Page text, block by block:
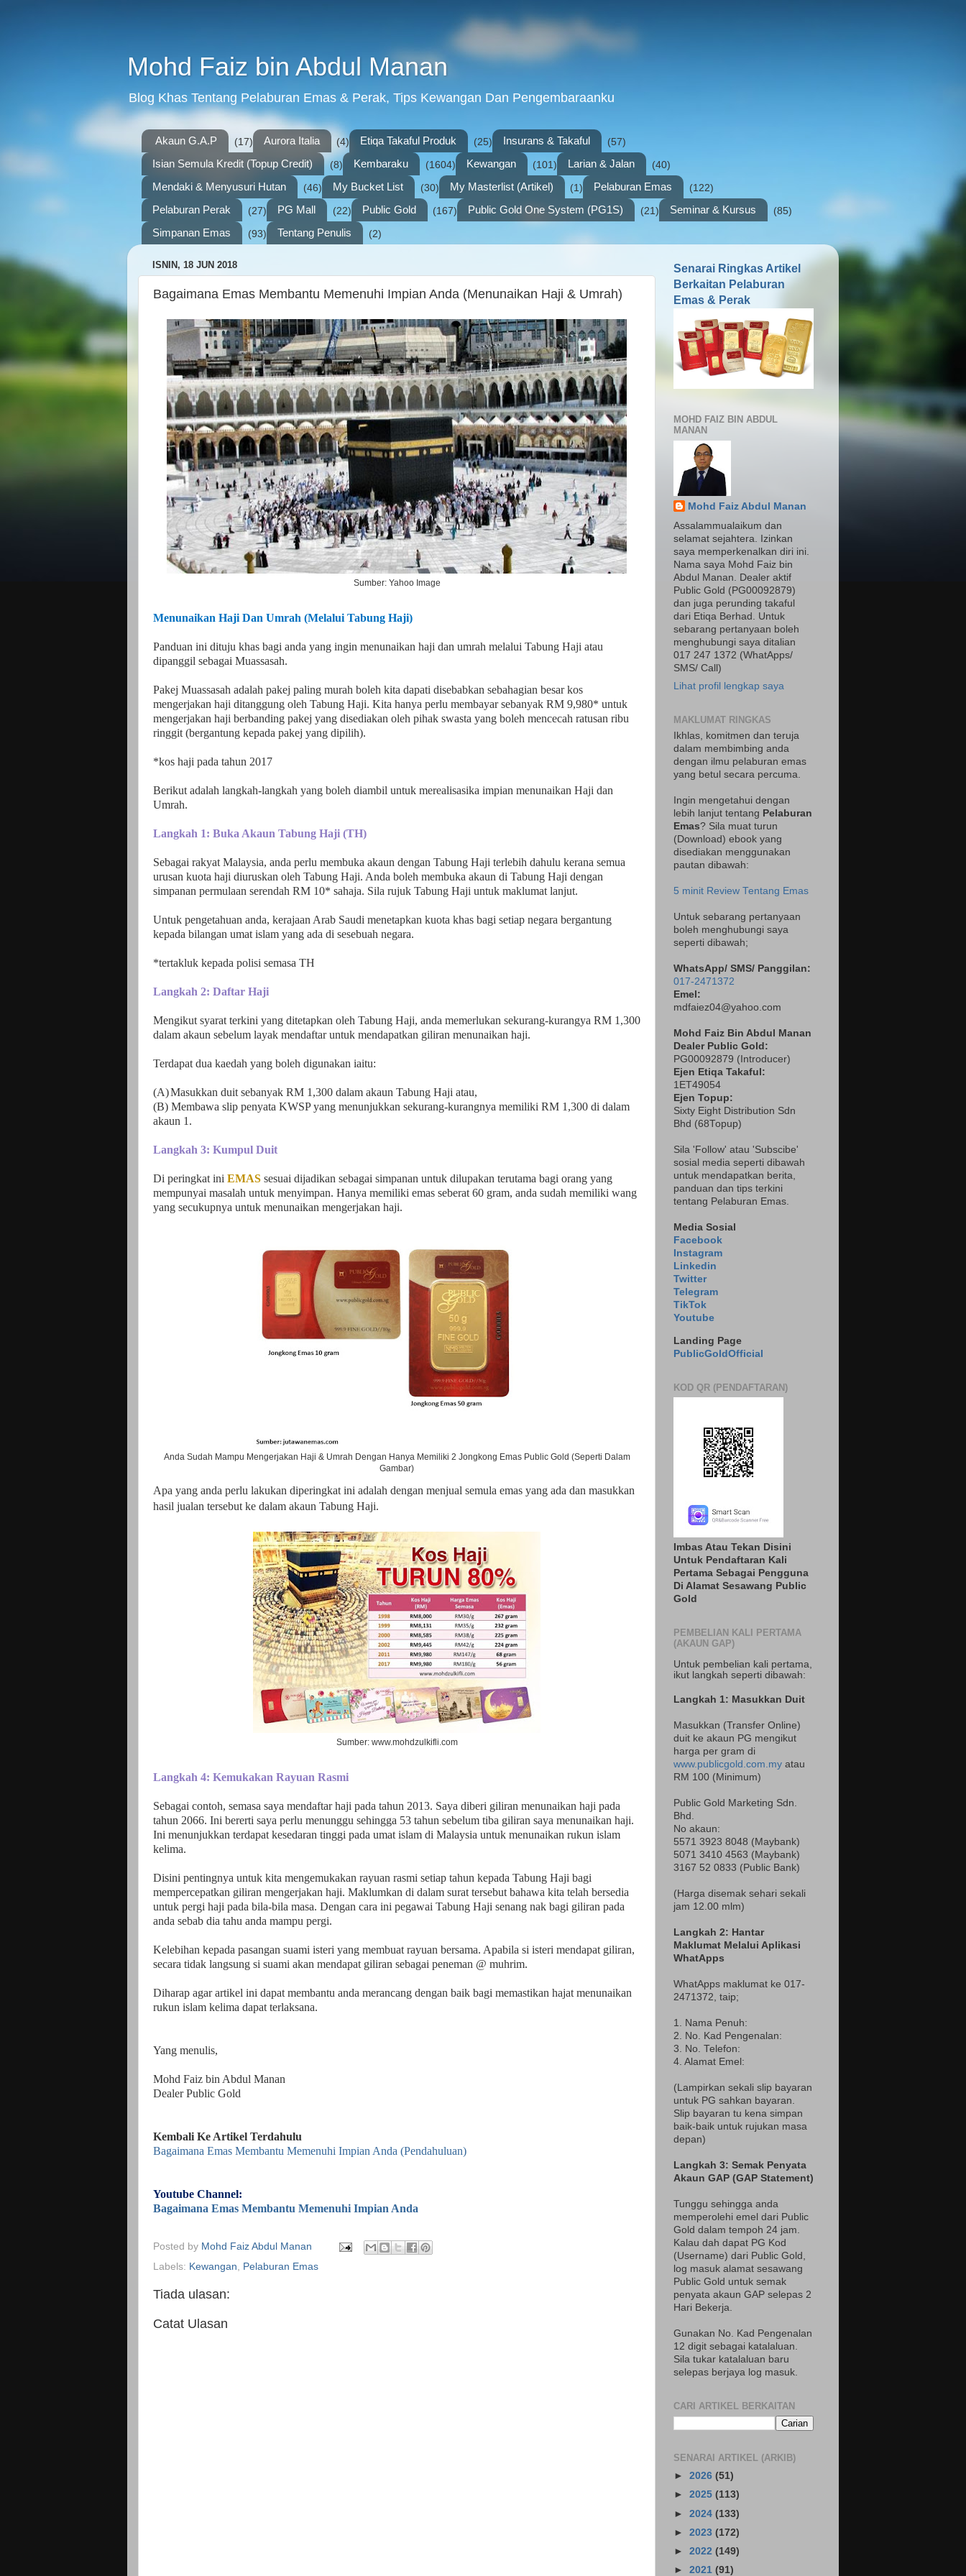
Mohd Faiz bin Abdul Manan
Blog Khas Tentang Pelaburan Emas & Perak, Tips Kewangan Dan Pengembaraanku
Akaun G.A.P (17) Aurora Italia (4) Etiqa Takaful Produk (25) Insurans & Takaful (57)
Isian Semula Kredit (Topup Credit) (8) Kembaraku (1604) Kewangan (101) Larian & Jalan (40)
Mendaki & Menyusuri Hutan (46) My Bucket List (30) My Masterlist (Artikel) (1) Pelaburan Emas (122)
Pelaburan Perak (27) PG Mall (22) Public Gold (167) Public Gold One System (PG1S) (21) Seminar & Kursus (85)
Simpanan Emas (93) Tentang Penulis (2)
ISNIN, 18 JUN 2018
Bagaimana Emas Membantu Memenuhi Impian Anda (Menunaikan Haji & Umrah)
Sumber: Yahoo Image
Menunaikan Haji Dan Umrah (Melalui Tabung Haji)
Panduan ini dituju khas bagi anda yang ingin menunaikan haji dan umrah melalui Tabung Haji atau
dipanggil sebagai Muassasah.
Pakej Muassasah adalah pakej paling murah boleh kita dapati disebabkan sebahagian besar kos
mengerjakan haji ditanggung oleh Tabung Haji. Kita hanya perlu membayar sebanyak RM 9,980* untuk
mengerjakan haji berbanding pakej yang disediakan oleh pihak swasta yang boleh mencecah ratusan ribu
ringgit (bergantung kepada pakej yang dipilih).
*kos haji pada tahun 2017
Berikut adalah langkah-langkah yang boleh diambil untuk merealisasika impian menunaikan Haji dan
Umrah.
Langkah 1: Buka Akaun Tabung Haji (TH)
Sebagai rakyat Malaysia, anda perlu membuka akaun dengan Tabung Haji terlebih dahulu kerana semua
urusan kuota haji diuruskan oleh Tabung Haji. Anda boleh membuka akaun di Tabung Haji dengan
simpanan permulaan serendah RM 10* sahaja. Sila rujuk Tabung Haji untuk maklumat lanjut.
Untuk pengetahuan anda, kerajaan Arab Saudi menetapkan kuota khas bagi setiap negara bergantung
kepada bilangan umat islam yang ada di sesebuah negara.
*tertakluk kepada polisi semasa TH
Langkah 2: Daftar Haji
Mengikut syarat terkini yang ditetapkan oleh Tabung Haji, anda memerlukan sekurang-kurangya RM 1,300
dalam akaun sebelum layak mendaftar untuk mendapatkan giliran menunaikan haji.
Terdapat dua kaedah yang boleh digunakan iaitu:
(A)Masukkan duit sebanyak RM 1,300 dalam akaun Tabung Haji atau,
(B) Membawa slip penyata KWSP yang menunjukkan sekurang-kurangnya memiliki RM 1,300 di dalam
akaun 1.
Langkah 3: Kumpul Duit
Di peringkat ini EMAS sesuai dijadikan sebagai simpanan untuk dilupakan terutama bagi orang yang
mempunyai masalah untuk menyimpan. Hanya memiliki emas seberat 60 gram, anda sudah memiliki wang
yang secukupnya untuk menunaikan mengerjakan haji.
Anda Sudah Mampu Mengerjakan Haji & Umrah Dengan Hanya Memiliki 2 Jongkong Emas Public Gold (Seperti Dalam
Gambar)
Apa yang anda perlu lakukan diperingkat ini adalah dengan menjual semula emas yang ada dan masukkan
hasil jualan tersebut ke dalam akaun Tabung Haji.
Sumber: www.mohdzulkifli.com
Langkah 4: Kemukakan Rayuan Rasmi
Sebagai contoh, semasa saya mendaftar haji pada tahun 2013. Saya diberi giliran menunaikan haji pada
tahun 2066. Ini bererti saya perlu menunggu sehingga 53 tahun sebelum tiba giliran saya menunaikan haji.
Ini menunjukkan terdapat kesedaran tinggi pada umat islam di Malaysia untuk menunaikan rukun islam
kelima.
Disini pentingnya untuk kita mengemukakan rayuan rasmi setiap tahun kepada Tabung Haji bagi
mempercepatkan giliran mengerjakan haji. Maklumkan di dalam surat tersebut bahawa kita telah bersedia
untuk pergi haji pada bila-bila masa. Dengan cara ini pegawai Tabung Haji senang nak bagi giliran pada
anda sebab dia tahu anda mampu pergi.
Kelebihan kepada pasangan suami isteri yang membuat rayuan bersama. Apabila si isteri mendapat giliran,
secara tidak langsung si suami akan mendapat giliran sebagai peneman @ muhrim.
Diharap agar artikel ini dapat membantu anda merancang dengan baik bagi memastikan hajat menunaikan
rukun islam kelima dapat terlaksana.
Yang menulis,
Mohd Faiz bin Abdul Manan
Dealer Public Gold
Kembali Ke Artikel Terdahulu
Bagaimana Emas Membantu Memenuhi Impian Anda (Pendahuluan)
Youtube Channel:
Bagaimana Emas Membantu Memenuhi Impian Anda
Posted by Mohd Faiz Abdul Manan
Labels: Kewangan Pelaburan Emas
Tiada ulasan:
Catat Ulasan
Senarai Ringkas Artikel
Berkaitan Pelaburan
Emas & Perak
MOHD FAIZ BIN ABDUL
MANAN
Mohd Faiz Abdul Manan
Assalammualaikum dan
selamat sejahtera. Izinkan
saya memperkenalkan diri ini.
Nama saya Mohd Faiz bin
Abdul Manan. Dealer aktif
Public Gold (PG00092879)
dan juga perunding takaful
dari Etiqa Berhad. Untuk
sebarang pertanyaan boleh
menghubungi saya ditalian
017 247 1372 (WhatApps/
SMS/ Call)
Lihat profil lengkap saya
MAKLUMAT RINGKAS
Ikhlas, komitmen dan teruja
dalam membimbing anda
dengan ilmu pelaburan emas
yang betul secara percuma.
Ingin mengetahui dengan
lebih lanjut tentang Pelaburan
Emas? Sila muat turun
(Download) ebook yang
disediakan menggunakan
pautan dibawah:
5 minit Review Tentang Emas
Untuk sebarang pertanyaan
boleh menghubungi saya
seperti dibawah;
WhatsApp/ SMS/ Panggilan:
017-2471372
Emel:
mdfaiez04@yahoo.com
Mohd Faiz Bin Abdul Manan
Dealer Public Gold:
PG00092879 ( Introducer)
Ejen Etiqa Takaful:
1ET49054
Ejen Topup:
Sixty Eight Distribution Sdn
Bhd (68Topup)
Sila 'Follow' atau 'Subscibe'
sosial media seperti dibawah
untuk mendapatkan berita,
panduan dan tips terkini
tentang Pelaburan Emas.
Media Sosial
Facebook
Instagram
Linkedin
Twitter
Telegram
TikTok
Youtube
Landing Page
PublicGoldOfficial
KOD QR (PENDAFTARAN)
Imbas Atau Tekan Disini
Untuk Pendaftaran Kali
Pertama Sebagai Pengguna
Di Alamat Sesawang Public
Gold
PEMBELIAN KALI PERTAMA
(AKAUN GAP)
Untuk pembelian kali pertama,
ikut langkah seperti dibawah:
Langkah 1: Masukkan Duit
Masukkan (Transfer Online)
duit ke akaun PG mengikut
harga per gram di
www.publicgold.com.my atau
RM 100 (Minimum)
Public Gold Marketing Sdn.
Bhd.
No akaun:
5571 3923 8048 (Maybank)
5071 3410 4563 (Maybank)
3167 52 0833 (Public Bank)
(Harga disemak sehari sekali
jam 12.00 mlm)
Langkah 2: Hantar
Maklumat Melalui Aplikasi
WhatApps
WhatApps maklumat ke 017-
2471372 , taip;
1. Nama Penuh:
2. No. Kad Pengenalan:
3. No. Telefon:
4. Alamat Emel:
(Lampirkan sekali slip bayaran
untuk PG sahkan bayaran.
Slip bayaran tu kena simpan
baik-baik untuk rujukan masa
depan)
Langkah 3: Semak Penyata
Akaun GAP (GAP Statement)
Tunggu sehingga anda
memperolehi emel dari Public
Gold dalam tempoh 24 jam.
Kalau dah dapat PG Kod
(Username) dari Public Gold,
log masuk alamat sesawang
Public Gold untuk semak
penyata akaun GAP selepas 2
Hari Bekerja.
Gunakan No. Kad Pengenalan
12 digit sebagai katalaluan.
Sila tukar katalaluan baru
selepas berjaya log masuk.
CARI ARTIKEL BERKAITAN
SENARAI ARTIKEL (ARKIB)
► 2026 (51)
► 2025 (113)
► 2024 (133)
► 2023 (172)
► 2022 (149)
► 2021 (91)